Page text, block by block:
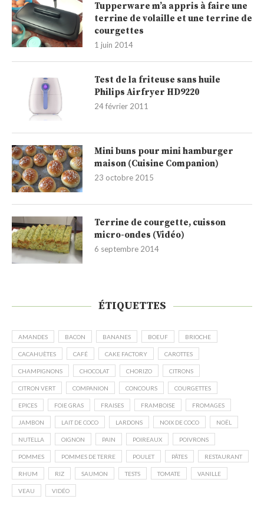
Tupperware m’a appris à faire une
terrine de volaille et une terrine de
courgettes
1 juin 2014
Test de la friteuse sans huile
Philips Airfryer HD9220
24 février 2011
Mini buns pour mini hamburger
maison (Cuisine Companion)
23 octobre 2015
Terrine de courgette, cuisson
micro-ondes (Vidéo)
6 septembre 2014
ÉTIQUETTES
AMANDES BACON BANANES BOEUF BRIOCHE
CACAHUÈTES CAFÉ CAKE FACTORY CAROTTES
CHAMPIGNONS CHOCOLAT CHORIZO CITRONS
CITRON VERT COMPANION CONCOURS COURGETTES
EPICES FOIE GRAS FRAISES FRAMBOISE FROMAGES
JAMBON LAIT DE COCO LARDONS NOIX DE COCO NOËL
NUTELLA OIGNON PAIN POIREAUX POIVRONS
POMMES POMMES DE TERRE POULET PÂTES RESTAURANT
RHUM RIZ SAUMON TESTS TOMATE VANILLE
VEAU VIDÉO